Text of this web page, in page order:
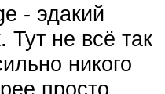
- эдакий
Тут не всё так
никого
просто